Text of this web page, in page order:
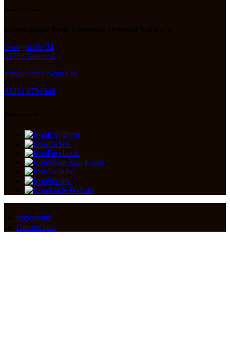
Georgstraße 24
32756 Detmold
info@detmold-nord.de
05231 8791949
Instagram
TikTok
Facebook
WhatsApp Kanal
Youtube
Spotify
Apple Podcast
Impressum
Datenschutz